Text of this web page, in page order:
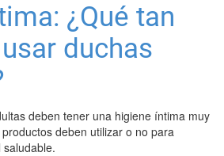
¿Qué tan
duchas
deben tener una higiene íntima muy
deben utilizar o no para